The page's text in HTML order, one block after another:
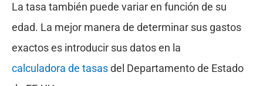
La tasa también puede variar en función de su
edad. La mejor manera de determinar sus gastos
exactos es introducir sus datos en la
calculadora de tasasdel Departamento de Estado